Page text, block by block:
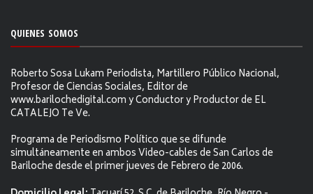
QUIENES SOMOS
Roberto Sosa Lukam Periodista, Martillero Público Nacional,
Profesor de Ciencias Sociales, Editor de
www.barilochedigital.com y Conductor y Productor de EL
CATALEJO Te Ve.
Programa de Periodismo Político que se difunde
simultáneamente en ambos Video-cables de San Carlos de
Bariloche desde el primer jueves de Febrero de 2006.